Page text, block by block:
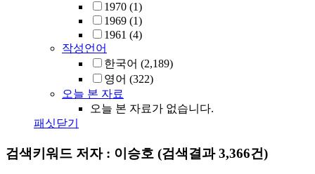
1970 (1)
1969 (1)
1961 (4)
작성언어
한국어 (2,189)
영어 (322)
오늘 본 자료
오늘 본 자료가 없습니다.
패싯닫기
검색키워드 저자 : 이승호 (검색결과 3,366건)